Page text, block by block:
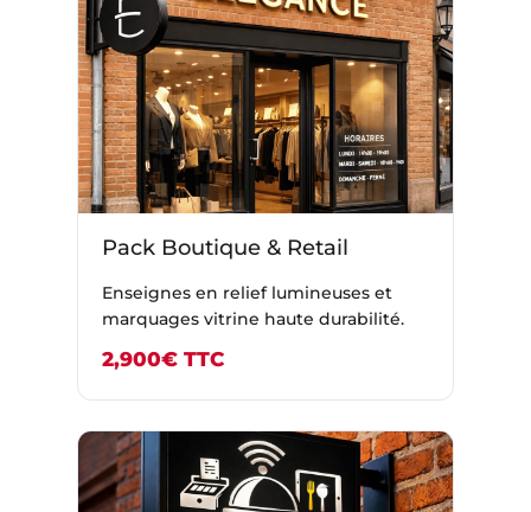
Pack Boutique & Retail
Enseignes en relief lumineuses et
marquages vitrine haute durabilité.
2,900€ TTC